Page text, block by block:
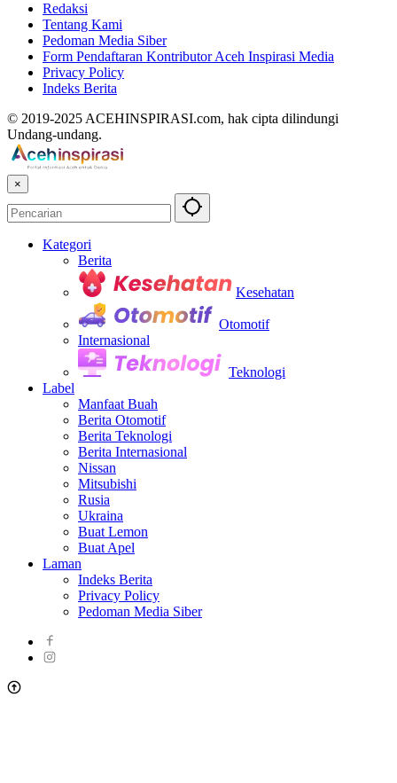
Redaksi
Tentang Kami
Pedoman Media Siber
Form Pendaftaran Kontributor Aceh Inspirasi Media
Privacy Policy
Indeks Berita
© 2019-2025 ACEHINSPIRASI.com, hak cipta dilindungi
Undang-undang.
×
Kategori
Berita
Kesehatan
Otomotif
Internasional
Teknologi
Label
Manfaat Buah
Berita Otomotif
Berita Teknologi
Berita Internasional
Nissan
Mitsubishi
Rusia
Ukraina
Buat Lemon
Buat Apel
Laman
Indeks Berita
Privacy Policy
Pedoman Media Siber